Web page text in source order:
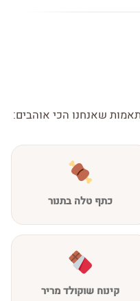
שאנחנו הכי אוהבים:
כתף טלה בתנור
קינוח שוקולד מריר